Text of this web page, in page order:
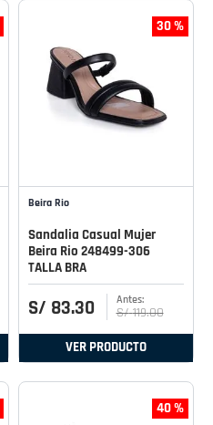
30 %
Beira Rio
Sandalia Casual Mujer
Beira Rio 248499-306
TALLA BRA
S/ 83.30 S/ 119.00
VER PRODUCTO
40 %